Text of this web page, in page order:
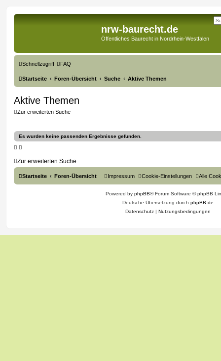
nrw-baurecht.de
Öffentliches Baurecht in Nordrhein-Westfalen
Schnellzugriff FAQ
Startseite Foren-Übersicht Suche Aktive Themen
Aktive Themen
Zur erweiterten Suche
Es wurden keine passenden Ergebnisse gefunden.
Zur erweiterten Suche
Startseite Foren-Übersicht Alle
Cookie-Einstellungen
Impressum
Powered by phpBB® Forum Software © phpBB
Deutsche Übersetzung durch phpBB.de
Datenschutz | Nutzungsbedingungen